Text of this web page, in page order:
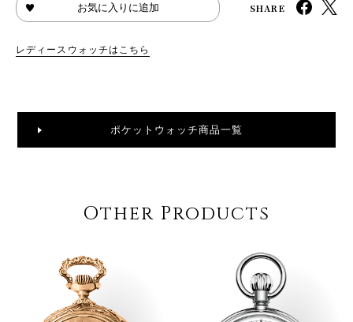
お気に入りに追加 SHARE
レディースウォッチはこちら
ポケットウォッチ商品一覧
Other Products